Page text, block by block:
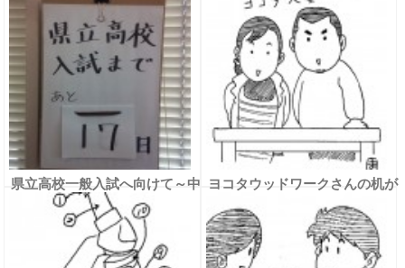
県立高校一般入試へ向けて～中
３ 気合いを入れ直そう～
ヨコタウッドワークさんの机が